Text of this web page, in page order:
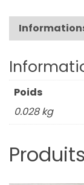
"Mots
troués
Poids
0.028 kg